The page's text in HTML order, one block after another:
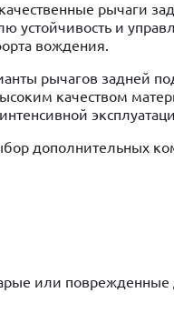
рычаги
устойчивость и
вождения.
рычагов задней
качеством
дополнительных
или